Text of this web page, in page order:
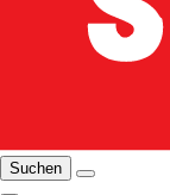
Suchen